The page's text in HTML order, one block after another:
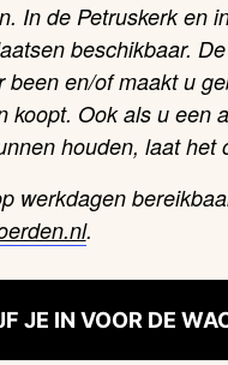
In de Petruskerk en
beschikbaar.
been en/of maakt u
koopt. Ook als u een
houden, laat het
werkdagen
.
JE IN VOOR DE